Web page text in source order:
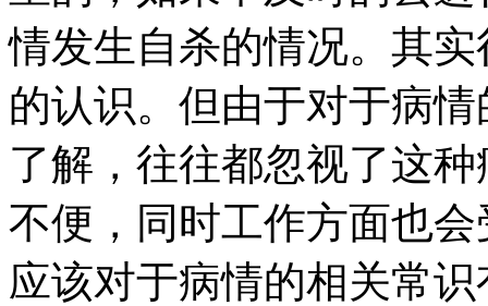
情发生自杀的情况。其
的认识。但由于对于病
了解，往往都忽视了这
不便，同时工作方面也
应该对于病情的相关常